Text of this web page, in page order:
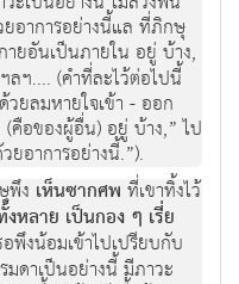
อาการอย่างนี้แล ที่ภิกษุ
ายอันเป็นภายใน อยู่ บ้าง,
ฯ.... (คำที่ละไว้ต่อไปนี้
ยลมหายใจเข้า - ออก
คือของผู้อื่น) อยู่ บ้าง,” ไป
อาการอย่างนี้.”).
พึง เห็นซากศพ ที่เขาทิ้งไว้
หลาย เป็นกอง ๆ เรี่ย
พึงน้อมเข้าไปเปรียบกับ
ดาเป็นอย่างนี้ มีภาวะ